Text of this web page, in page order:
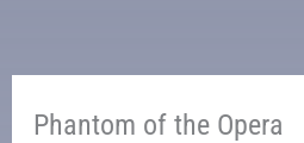
Phantom of the Opera